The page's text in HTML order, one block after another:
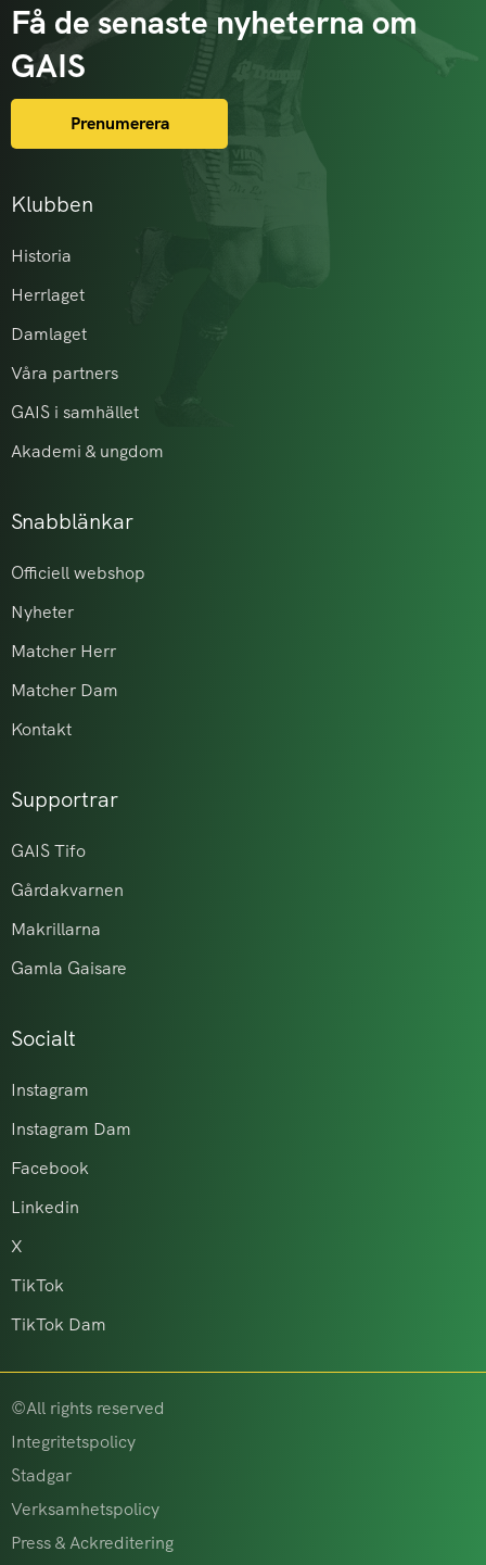
Klubben
Historia
Herrlaget
Damlaget
Våra partners
GAIS i samhället
Akademi & ungdom
Snabblänkar
Officiell webshop
Nyheter
Matcher Herr
Matcher Dam
Kontakt
Supportrar
GAIS Tifo
Gårdakvarnen
Makrillarna
Gamla Gaisare
Socialt
Instagram
Instagram Dam
Facebook
Linkedin
X
TikTok
TikTok Dam
Få de senaste nyheterna om
GAIS
Prenumerera
©All rights reserved
Integritetspolicy
Stadgar
Verksamhetspolicy
Press & Ackreditering